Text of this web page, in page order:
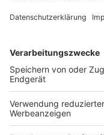
individuelle Klage
Gericht einen
Bei einer solchen
die nationalen
auszulegen. Sollte
hätte das deutsche
Bestimmungen, die
fraglichen